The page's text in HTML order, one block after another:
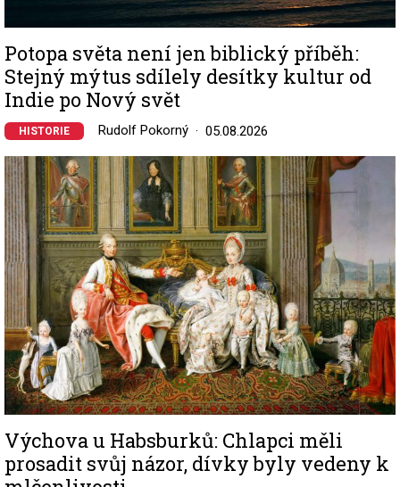
Potopa světa není jen biblický příběh:
Stejný mýtus sdílely desítky kultur od
Indie po Nový svět
HISTORIE Rudolf Pokorný 05.08.2026
Image
Výchova u Habsburků: Chlapci měli
prosadit svůj názor, dívky byly vedeny k